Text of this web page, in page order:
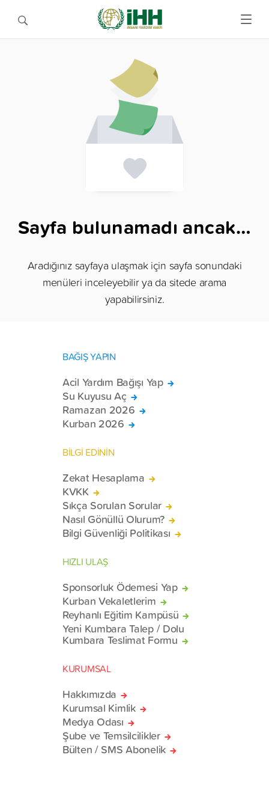
Sayfa bulunamadı ancak…
Aradığınız sayfaya ulaşmak için sayfa sonundaki
menüleri inceleyebilir ya da sitede arama
yapabilirsiniz.
BAĞIŞ YAPIN
Acil Yardım Bağışı Yap
Su Kuyusu Aç
Ramazan 2026
Kurban 2026
BİLGİ EDİNİN
Zekat Hesaplama
KVKK
Sıkça Sorulan Sorular
Nasıl Gönüllü Olurum?
Bilgi Güvenliği Politikası
HIZLI ULAŞ
Sponsorluk Ödemesi Yap
Kurban Vekaletlerim
Reyhanlı Eğitim Kampüsü
Yeni Kumbara Talep / Dolu
Kumbara Teslimat Formu
KURUMSAL
Hakkımızda
Kurumsal Kimlik
Medya Odası
Şube ve Temsilcilikler
Bülten / SMS Abonelik